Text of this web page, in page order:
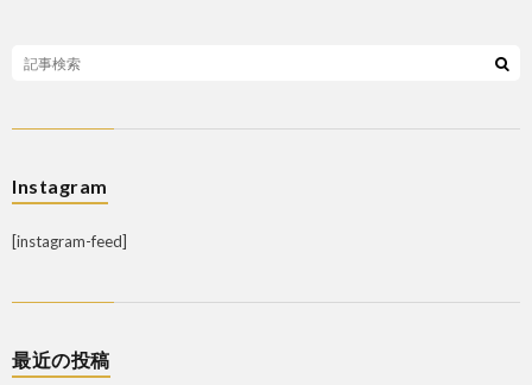
Instagram
[instagram-feed]
最近の投稿